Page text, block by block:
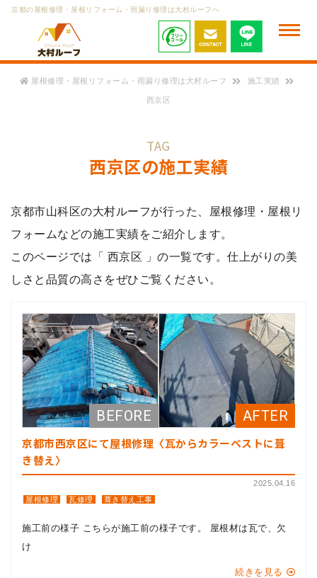
京都の屋根修理・屋根リフォーム・雨漏り修理は大村ルーフへ
屋根修理・屋根リフォーム・雨漏り修理は大村ルーフ 施工実績
西京区
TAG
西京区の施工実績
京都市山科区の大村ルーフが行った、屋根修理・屋根リ
フォームなどの施工実績をご紹介します。
このページでは「 西京区 」の一覧です。仕上がりの美
しさと品質の高さをぜひご覧ください。
京都市西京区にて屋根修理〈瓦からカラーベストに葺
き替え〉
2025.04.16
屋根修理
瓦修理 葺き替え工事
施工前の様子 こちらが施工前の様子です。 屋根材は瓦で、欠
け
続きを見る